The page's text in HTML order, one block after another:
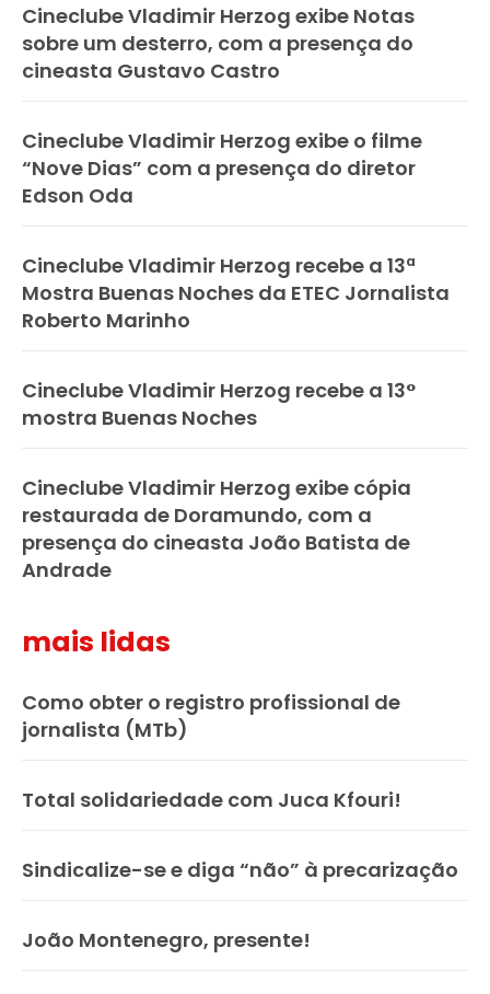
Cineclube Vladimir Herzog exibe Notas
sobre um desterro, com a presença do
cineasta Gustavo Castro
Cineclube Vladimir Herzog exibe o filme
“Nove Dias” com a presença do diretor
Edson Oda
Cineclube Vladimir Herzog recebe a 13ª
Mostra Buenas Noches da ETEC Jornalista
Roberto Marinho
Cineclube Vladimir Herzog recebe a 13°
mostra Buenas Noches
Cineclube Vladimir Herzog exibe cópia
restaurada de Doramundo, com a
presença do cineasta João Batista de
Andrade
mais lidas
Como obter o registro profissional de
jornalista (MTb)
Total solidariedade com Juca Kfouri!
Sindicalize-se e diga “não” à precarização
João Montenegro, presente!